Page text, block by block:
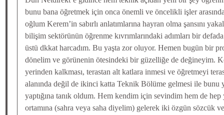
bunu bana öğretmek için onca önemli ve öncelikli işler
oğlum Kerem’in sabırlı anlatımlarına hayran olma şansını
bilişim sektörünün öğrenme kıvrımlarındaki adımları bir
üstü dkkat harcadım. Bu yaşta zor oluyor. Hemen bugün bir
dönelim ve görünenin ötesindeki bir güzelliğe de değineyim.
yerinden kalkması, terastan alt katlara inmesi ve öğretmeyi
alanında değil de ikinci katta Teknik Bölüme gelmesi ile bunu
yaptığına tanık oldum. Hem kendim için sevindim hem de
ortamına (sahra veya saha diyelim) gelerek iki özgün sözcük